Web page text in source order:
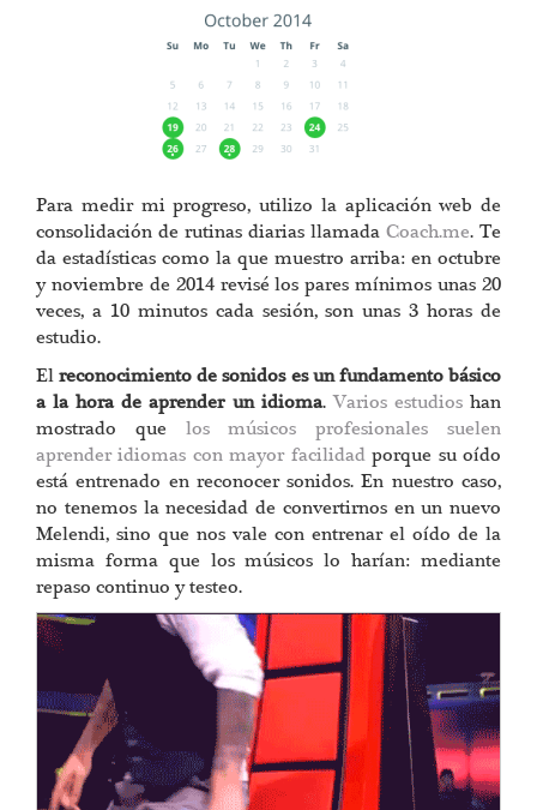
Para medir mi progreso, utilizo la aplicación web de
consolidación de rutinas diarias llamada Coach.me. Te
da estadísticas como la que muestro arriba: en octubre
y noviembre de 2014 revisé los pares mínimos unas 20
veces, a 10 minutos cada sesión, son unas 3 horas de
estudio.
Elreconocimiento de sonidos es un fundamento básico
a la hora de aprender un idioma.Varios estudioshan
mostrado que los músicos profesionales suelen
aprender idiomas con mayor facilidadporque su oído
está entrenado en reconocer sonidos. En nuestro caso,
no tenemos la necesidad de convertirnos en un nuevo
Melendi, sino que nos vale con entrenar el oído de la
misma forma que los músicos lo harían: mediante
repaso continuo y testeo.